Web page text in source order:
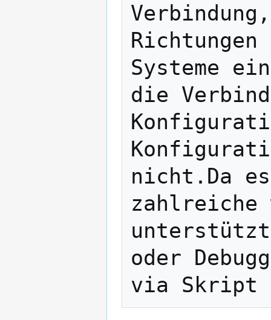
Systeme
die
nicht.Da
zahlreiche
oder